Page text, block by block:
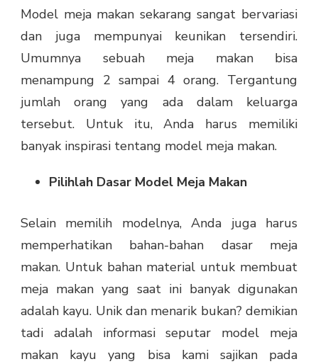
Model meja makan sekarang sangat bervariasi
dan juga mempunyai keunikan tersendiri.
Umumnya sebuah meja makan bisa
menampung 2 sampai 4 orang. Tergantung
jumlah orang yang ada dalam keluarga
tersebut. Untuk itu, Anda harus memiliki
banyak inspirasi tentang model meja makan.
Pilihlah Dasar Model Meja Makan
Selain memilih modelnya, Anda juga harus
memperhatikan bahan-bahan dasar meja
makan. Untuk bahan material untuk membuat
meja makan yang saat ini banyak digunakan
adalah kayu. Unik dan menarik bukan? demikian
tadi adalah informasi seputar model meja
makan kayu yang bisa kami sajikan pada